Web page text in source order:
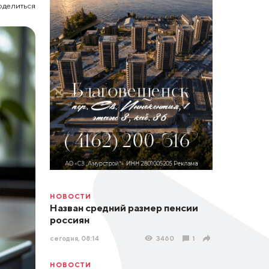
НОВОСТИ
Назван средний размер пенсии
россиян
сегодня, 08:14 3460 1
НОВОСТИ